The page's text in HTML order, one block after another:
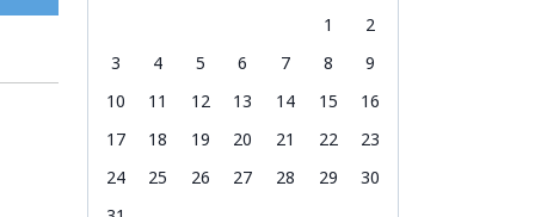
1
2
3
4 5 6 7 8
9
10
11 12 13 14 15
16
17
18 19 20 21 22
23
24
25 26 27 28 29
30